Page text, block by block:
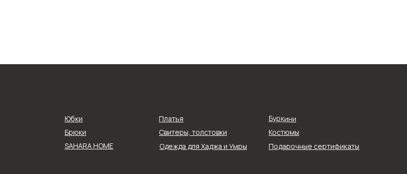
Юбки
Брюки
SAHARA HOME
Платья
Свитеры, толстовки
Буркини
Костюмы
Подарочные сертификаты
Одежда для Хаджа и Умры
Политика конфиденциальности
Согласие на обработку данных
Блог